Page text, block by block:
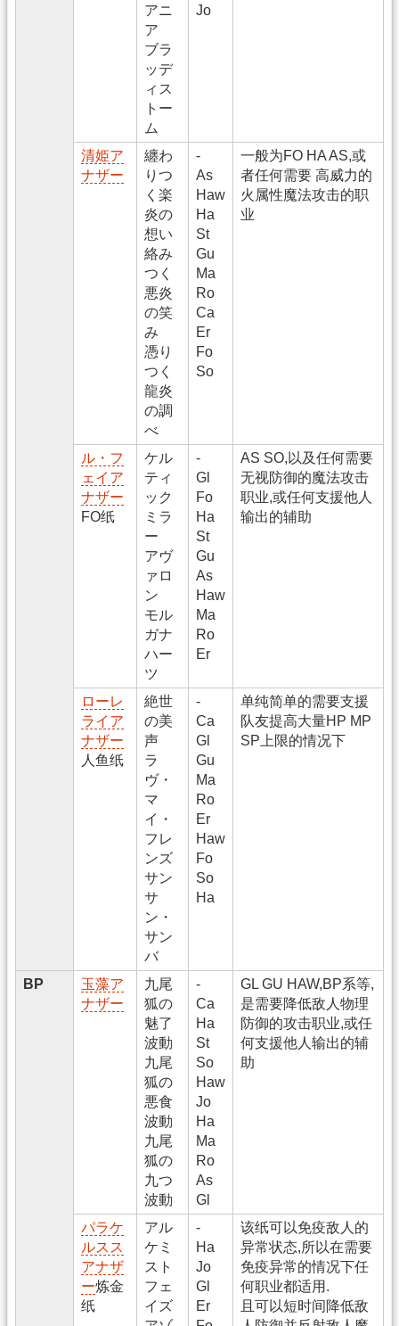
アニ
ア
ブラ
ッデ
ィス
トー
ム
Jo
清姫ア
ナザー
纏わ
りつ
く楽
炎の
想い
絡み
つく
悪炎
の笑
み
憑り
つく
龍炎
の調
べ
-
As
Haw
Ha
St
Gu
Ma
Ro
Ca
Er
Fo
So
一般为FO HA AS,或
者任何需要 高威力的
火属性魔法攻击的职
业
ル・フ
ェイア
ナザー
FO纸
ケル
ティ
ック
ミラ
ー
アヴ
ァロ
ン
モル
ガナ
ハー
ツ
-
Gl
Fo
Ha
St
Gu
As
Haw
Ma
Ro
Er
AS SO,以及任何需要
无视防御的魔法攻击
职业,或任何支援他人
输出的辅助
ローレ
ライア
ナザー
人鱼纸
絶世
の美
声
ラ
ヴ・
マ
イ・
フレ
ンズ
サン
サ
ン・
サン
バ
-
Ca
Gl
Gu
Ma
Ro
Er
Haw
Fo
So
Ha
单纯简单的需要支援
队友提高大量HP MP
SP上限的情况下
BP
玉藻ア
ナザー
九尾
狐の
魅了
波動
九尾
狐の
悪食
波動
九尾
狐の
九つ
波動
-
Ca
Ha
St
So
Haw
Jo
Ha
Ma
Ro
As
Gl
GL GU HAW,BP系等,
是需要降低敌人物理
防御的攻击职业,或任
何支援他人输出的辅
助
パラケ
ルスス
アナザ
ー炼金
纸
アル
ケミ
スト
フェ
イズ
-
Ha
Jo
Gl
Er
该纸可以免疫敌人的
异常状态,所以在需要
免疫异常的情况下任
何职业都适用.
且可以短时间降低敌